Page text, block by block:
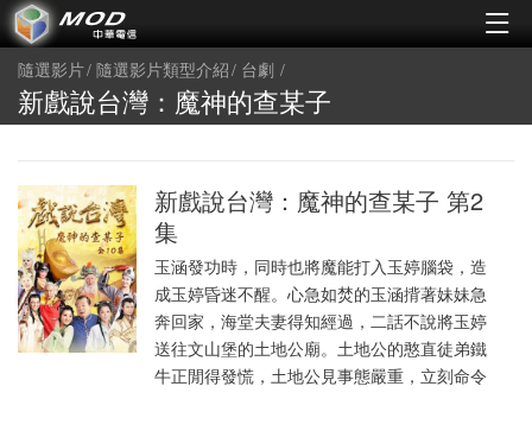
隨選影片 隨選影片類型介紹 台劇
新戲說台灣：魔神的查某子
新戲說台灣：魔神的查某子 第2
集
玉涵發功時，同時也將魔能打入玉婷腦袋，造
成玉婷昏迷不醒。心急如焚的玉涵揹著妹妹急
奔回家，海堂夫妻得知經過，二話不說將玉婷
送往文山堡的土地公廟。土地公的憨直徒弟鐵
牛正閒得發慌，土地公見事態嚴重，立刻命令